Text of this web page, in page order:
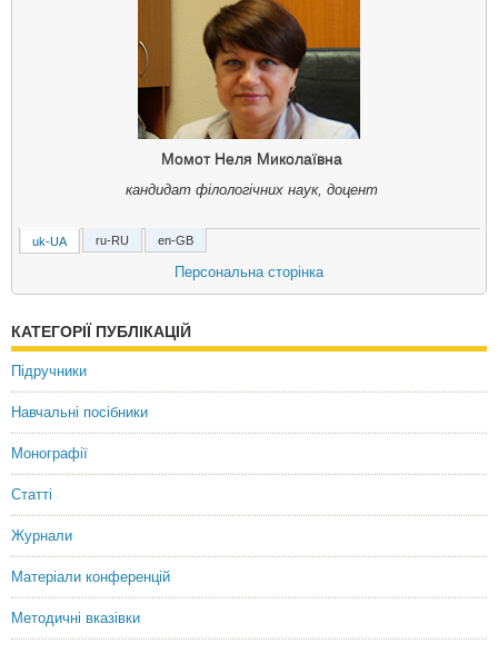
Момот Неля Миколаївна
кандидат філологічних наук, доцент
Момот Нелля Николаевна
кандидат филологических наук, доцент
uk-UA ru-RU en-GB
Персональна сторінка
КАТЕГОРІЇ ПУБЛІКАЦІЙ
Підручники
Навчальні посібники
Монографії
Статті
Журнали
Матеріали конференцій
Методичні вказівки